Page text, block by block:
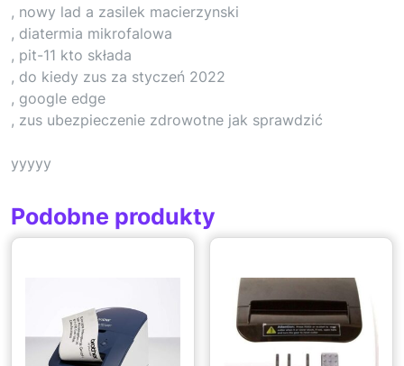
, nowy lad a zasilek macierzynski
, diatermia mikrofalowa
, pit-11 kto składa
, do kiedy zus za styczeń 2022
, google edge
, zus ubezpieczenie zdrowotne jak sprawdzić
yyyyy
Podobne produkty